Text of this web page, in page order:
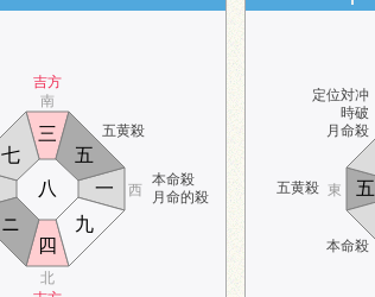
吉方
五黄殺
本命殺
月命的殺
南
北
西
四
五
七
八
九
一
ニ
三
定位対冲
時破
月命殺
五黄殺
本命殺
東
五